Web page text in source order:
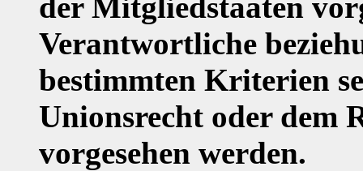
Verantwortliche
bestimmten Kriterien
Unionsrecht oder dem
vorgesehen werden.